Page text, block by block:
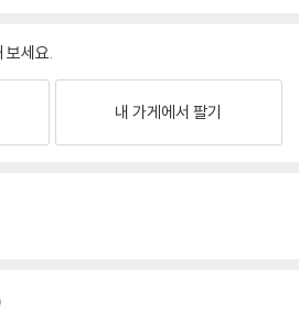
보세요.
내 가게에서 팔기